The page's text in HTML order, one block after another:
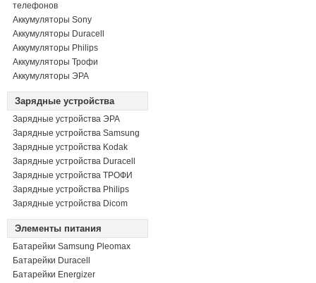
телефонов
Аккумуляторы Sony
Аккумуляторы Duracell
Аккумуляторы Philips
Аккумуляторы Трофи
Аккумуляторы ЭРА
Зарядные устройства
Зарядные устройства ЭРА
Зарядные устройства Samsung
Зарядные устройства Kodak
Зарядные устройства Duracell
Зарядные устройства ТРОФИ
Зарядные устройства Philips
Зарядные устройства Dicom
Элементы питания
Батарейки Samsung Pleomax
Батарейки Duracell
Батарейки Energizer